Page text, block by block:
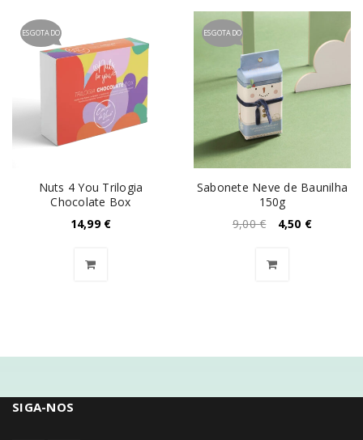
ESGOTADO
Nuts 4 You Trilogia
Chocolate Box
14,99 €
ESGOTADO
Sabonete Neve de Baunilha
150g
9,00€ 4,50 €
SIGA-NOS